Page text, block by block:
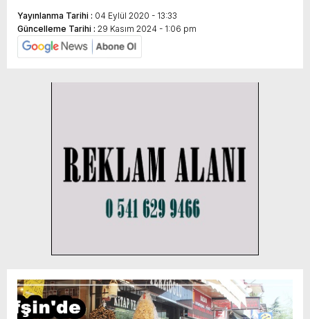
Yayınlanma Tarihi : 04 Eylül 2020 - 13:33
Güncelleme Tarihi : 29 Kasım 2024 - 1:06 pm